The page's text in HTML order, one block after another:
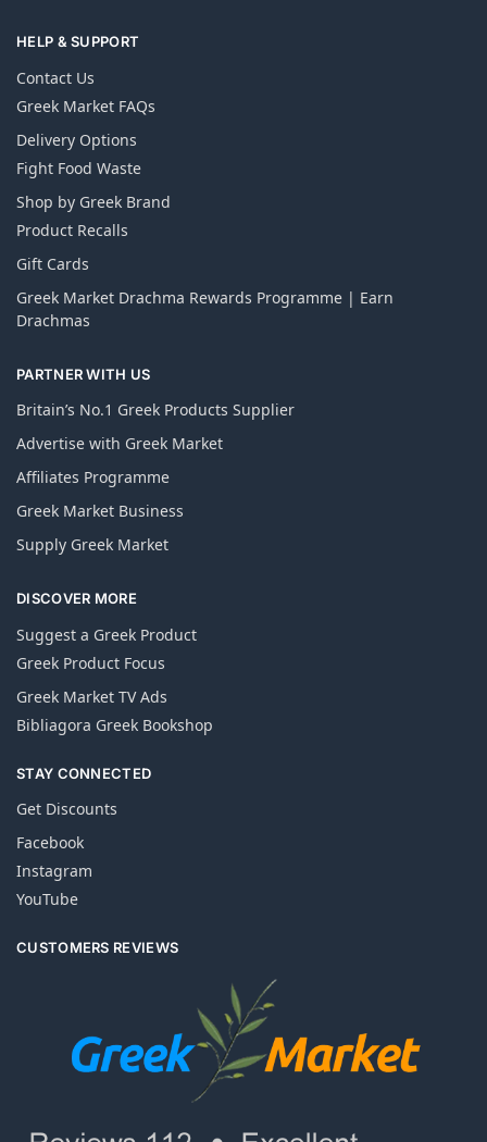
HELP & SUPPORT
Contact Us
Greek Market FAQs
Delivery Options
Fight Food Waste
Shop by Greek Brand
Product Recalls
Gift Cards
Greek Market Drachma Rewards Programme | Earn
Drachmas
PARTNER WITH US
Britain’s No.1 Greek Products Supplier
Advertise with Greek Market
Affiliates Programme
Greek Market Business
Supply Greek Market
DISCOVER MORE
Suggest a Greek Product
Greek Product Focus
Greek Market TV Ads
Bibliagora Greek Bookshop
STAY CONNECTED
Get Discounts
Facebook
Instagram
YouTube
CUSTOMERS REVIEWS